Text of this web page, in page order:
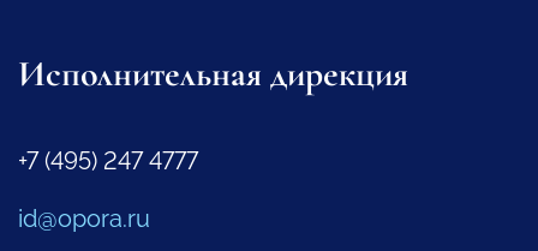
Исполнительная дирекция
+7 (495) 247 4777
id@opora.ru